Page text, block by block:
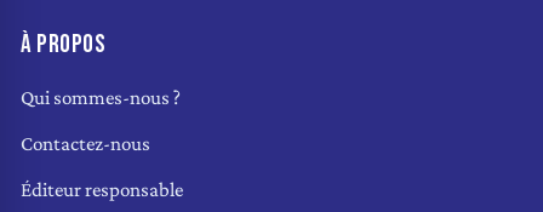
À PROPOS
Qui sommes-nous ?
Contactez-nous
Éditeur responsable